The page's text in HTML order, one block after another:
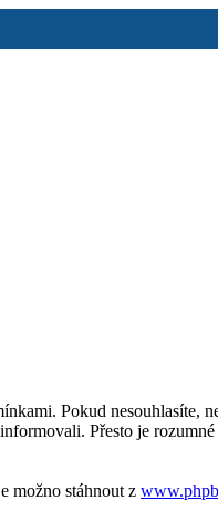
Pokud nesouhlasíte,
Přesto je
možno stáhnout z